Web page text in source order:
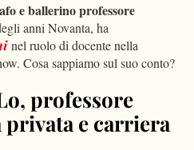
e ballerino professore
anni Novanta, ha
nel ruolo di docente nella
Cosa sappiamo sul suo conto?
professore
privata e carriera